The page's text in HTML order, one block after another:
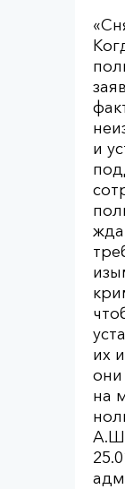
и
их
они
на